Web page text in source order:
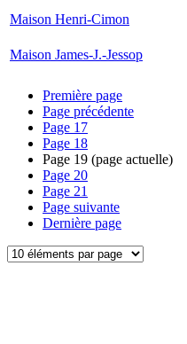
Maison Henri-Cimon
Maison James-J.-Jessop
Première page
Page précédente
Page 17
Page 18
Page 19 (page actuelle)
Page 20
Page 21
Page suivante
Dernière page